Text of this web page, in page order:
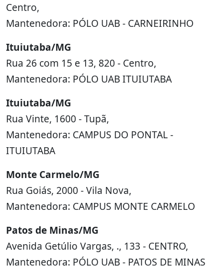
Centro,
Mantenedora: PÓLO UAB - CARNEIRINHO
Ituiutaba/MG
Rua 26 com 15 e 13, 820 - Centro,
Mantenedora: PÓLO UAB ITUIUTABA
Ituiutaba/MG
Rua Vinte, 1600 - Tupã,
Mantenedora: CAMPUS DO PONTAL -
ITUIUTABA
Monte Carmelo/MG
Rua Goiás, 2000 - Vila Nova,
Mantenedora: CAMPUS MONTE CARMELO
Patos de Minas/MG
Avenida Getúlio Vargas, ., 133 - CENTRO,
Mantenedora: PÓLO UAB - PATOS DE MINAS